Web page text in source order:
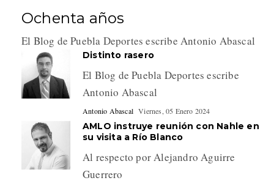
Ochenta años
El Blog de Puebla Deportes escribe Antonio Abascal
Distinto rasero
El Blog de Puebla Deportes escribe
Antonio Abascal
Antonio Abascal Viernes, 05 Enero 2024
AMLO instruye reunión con Nahle en
su visita a Río Blanco
Al respecto por Alejandro Aguirre
Guerrero